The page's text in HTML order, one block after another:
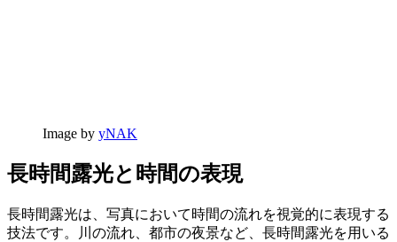
Image by yNAK
長時間露光と時間の表現
長時間露光は、写真において時間の流れを視覚的に表現する
技法です。川の流れ、都市の夜景など、長時間露光を用いる